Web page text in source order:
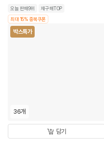
오늘 판매9위
재구매TOP
최대 15% 중복쿠폰
박스특가
36개
담기